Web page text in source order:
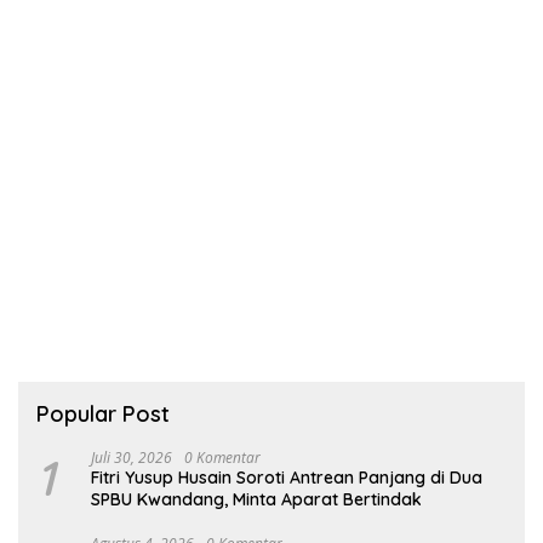
Popular Post
1 Juli 30, 2026 0 Komentar
Fitri Yusup Husain Soroti Antrean Panjang di Dua
SPBU Kwandang, Minta Aparat Bertindak